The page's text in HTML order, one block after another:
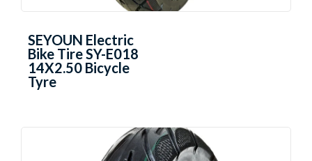
SEYOUN Electric
Bike Tire SY-E018
14X2.50 Bicycle
Tyre